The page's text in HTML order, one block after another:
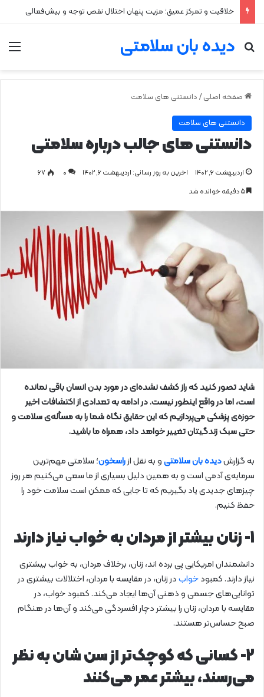
خلاقیت و تمرکز عمیق؛ مزیت پنهان اختلال نقص توجه و بیش‌فعالی
دیده بان سلامتی
جستجو برای
صفحه اصلی / دانستنی های سلامت
دانستنی های سلامت
دانستنی های جالب درباره سلامتی
اردیبهشت ۶, ۱۴۰۲ اخرین به روز رسانی: اردیبهشت ۶, ۱۴۰۲ 0
۶۷
شاید تصور کنید که راز کشف نشده‌ای در مورد بدن انسان باقی نمانده
است، اما در واقع اینطور نیست. در ادامه به تعدادی از اکتشافات اخیر
حوزه‌ی پزشکی می‌پردازیم که این حقایق نگاه شما را به مسأله‌ی سلامت و
حتی سبک زندگیتان تغییر خواهد داد، همراه ما باشید.
به گزارشدیده بان سلامتیو به نقل ازراسخون؛ سلامتی مهم‌ترین
سرمایه‌ی آدمی است و به همین دلیل بسیاری از ما سعی می‌کنیم هر روز
چیز‌های جدیدی یاد بگیریم که تا جایی که ممکن است سلامت خود را
حفظ کنیم.
۱- زنان بیشتر از مردان به خواب نیاز دارند
دانشمندان امریکایی پی برده اند، زنان، برخلاف مردان، به خواب بیشتری
نیاز دارند. کمبودخوابدر زنان، در مقایسه با مردان، اختلالات بیشتری در
توانایی‌های جسمی و ذهنی آن‌ها ایجاد می‌کند. کمبود خواب، در
مقایسه با مردان، زنان را بیشتر دچار افسردگی می‌کند و آن‌ها در هنگام
صبح حساس‌تر هستند.
۲- کسانی که کوچک‌تر از سن شان به نظر
می‌رسند، بیشتر عمر می‌کنند